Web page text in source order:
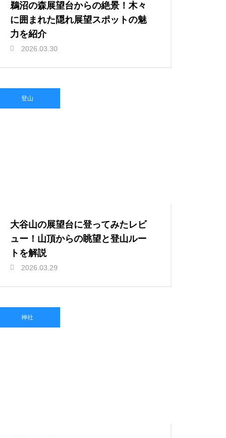
鵜沼の森展望台からの絶景！木々
に囲まれた隠れ展望スポットの魅
力を紹介
2026.03.30
登山
大谷山の展望台に登ってみたレビ
ュー！山頂からの眺望と登山ルー
トを解説
2026.03.29
神社